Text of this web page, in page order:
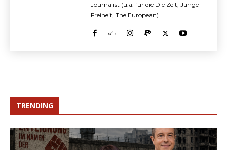
Journalist (u.a. für die Die Zeit, Junge
Freiheit, The European).
TRENDING